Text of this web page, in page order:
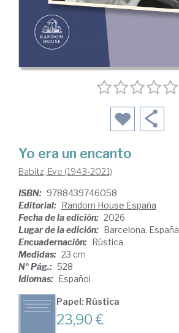
Yo era un encanto
Babitz, Eve (1943-2021)
ISBN: 9788439746058
Editorial: Random House España
Fecha de la edición: 2026
Lugar de la edición: Barcelona. España
Encuadernación: Rústica
Medidas: 23 cm
Nº Pág.: 528
Idiomas: Español
Papel: Rústica
23,90 €